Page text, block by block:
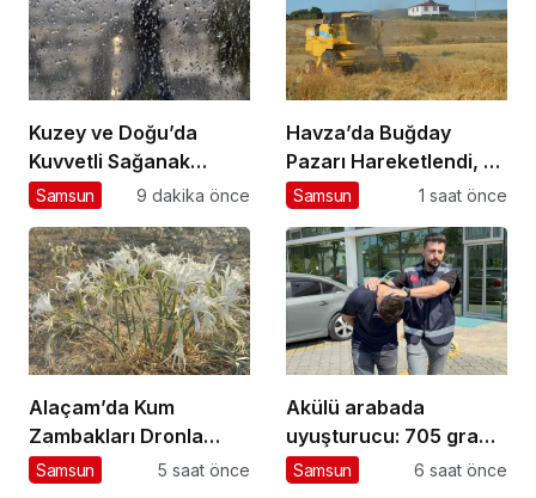
Kuzey ve Doğu’da
Kuvvetli Sağanak
Uyarısı
Samsun 9 dakika önce
Havza’da Buğday
Pazarı Hareketlendi, 25
Bin Ton İşlem
Samsun 1 saat önce
Alaçam’da Kum
Zambakları Dronla
Görüntülendi
Samsun 5 saat önce
Akülü arabada
uyuşturucu: 705 gram
metamfetamin ele
Samsun 6 saat önce